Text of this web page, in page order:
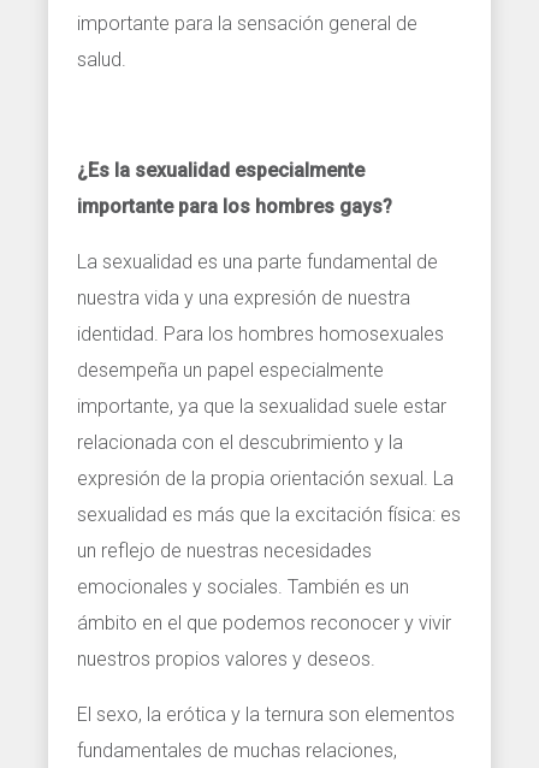
importante para la sensación general de
salud.
¿Es la sexualidad especialmente
importante para los hombres gays?
La sexualidad es una parte fundamental de
nuestra vida y una expresión de nuestra
identidad. Para los hombres homosexuales
desempeña un papel especialmente
importante, ya que la sexualidad suele estar
relacionada con el descubrimiento y la
expresión de la propia orientación sexual. La
sexualidad es más que la excitación física: es
un reflejo de nuestras necesidades
emocionales y sociales. También es un
ámbito en el que podemos reconocer y vivir
nuestros propios valores y deseos.
El sexo, la erótica y la ternura son elementos
fundamentales de muchas relaciones,